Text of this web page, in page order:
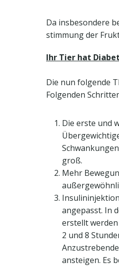
Da insbesondere
stimmung der
Ihr Tier hat
Die nun folgende
Folgenden
Die erste und
groß.
Mehr
angepasst. In
erstellt
2 und 8
ansteigen. Es